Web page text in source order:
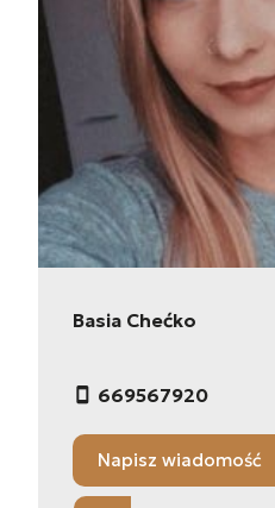
Basia Chećko
669567920
Napisz wiadomość